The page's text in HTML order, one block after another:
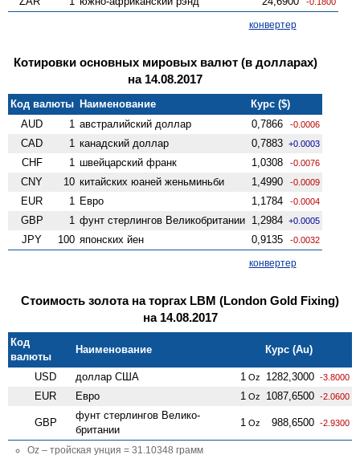
конвертер
Котировки основных мировых валют (в долларах)
на 14.08.2017
Код валюты Наименование
Курс ($)
AUD
1 австралийский доллар 0,7866 -0.0006
CAD 1 канадский доллар 0,7883 +0.0003
CHF 1 швейцарский франк 1,0308 -0.0076
CNY 10 китайских юаней женьминьби 1,4990 -0.0009
EUR 1 Евро 1,1784 -0.0004
GBP 1 фунт стерлингов Велико­британии 1,2984 +0.0005
JPY 100 японских йен 0,9135 -0.0032
конвертер
Стоимость золота на торгах LBM (London Gold Fixing)
на 14.08.2017
Код
валюты
Наименование Курс (Au)
USD доллар США 1 Oz 1282,3000 -3.8000
EUR Евро 1 Oz 1087,6500 -2.0600
GBP
фунт стерлингов Велико­
британии
1 Oz 988,6500 -2.9300
Oz – тройская унция = 31.10348 грамм